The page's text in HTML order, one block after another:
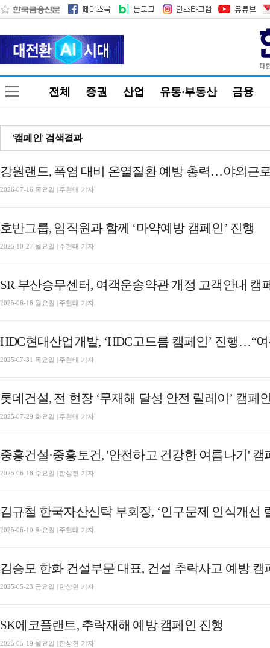
전체 증권 산업 유통·부동산 금융
'캠페인' 검색결과
강원랜드, 폭염 대비 온열질환 예방 총력…야외근
2026-07-16 목요일 | 주현태 기자
호반그룹, 임직원과 함께 ‘마약예방 캠페인’ 진행
2025-10-27 월요일 | 주현태 기자
SR 부산승무센터, 여객운송약관 개정 고객안내 캠
2025-08-18 월요일 | 주현태 기자
HDC현대산업개발, ‘HDC고드름 캠페인’ 진행…“
2025-07-31 목요일 | 주현태 기자
롯데건설, 전 현장 ‘무재해 달성 안전 릴레이’ 캠페
2025-07-29 화요일 | 주현태 기자
중흥건설·중흥토건, '안전하고 건강한 여름나기' 캠
2025-06-18 수요일 | 한상현 기자
김규철 한국자산신탁 부회장, ‘인구문제 인식개선
2025-06-10 화요일 | 주현태 기자
김승모 한화 건설부문 대표, 건설 추락사고 예방 캠
2025-05-23 금요일 | 한상현 기자
SK에코플랜트, 추락재해 예방 캠페인 진행
2025-05-19 월요일 | 한상현 기자